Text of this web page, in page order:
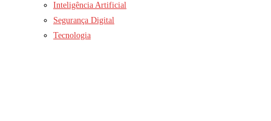
Inteligência Artificial
Segurança Digital
Tecnologia